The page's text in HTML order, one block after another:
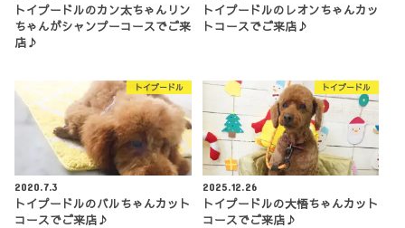
トイプードルのカン太ちゃんリン
ちゃんがシャンプーコースでご来
店♪
トイプードルのレオンちゃんカッ
トコースでご来店♪
トイプードル
2020.7.3
トイプードルのバルちゃんカット
コースでご来店♪
トイプードル
2025.12.26
トイプードルの大悟ちゃんカット
コースでご来店♪